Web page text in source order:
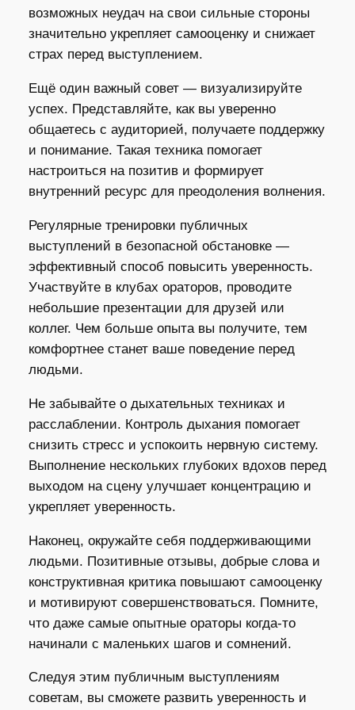
возможных неудач на свои сильные стороны
значительно укрепляет самооценку и снижает
страх перед выступлением.
Ещё один важный совет — визуализируйте
успех. Представляйте, как вы уверенно
общаетесь с аудиторией, получаете поддержку
и понимание. Такая техника помогает
настроиться на позитив и формирует
внутренний ресурс для преодоления волнения.
Регулярные тренировки публичных
выступлений в безопасной обстановке —
эффективный способ повысить уверенность.
Участвуйте в клубах ораторов, проводите
небольшие презентации для друзей или
коллег. Чем больше опыта вы получите, тем
комфортнее станет ваше поведение перед
людьми.
Не забывайте о дыхательных техниках и
расслаблении. Контроль дыхания помогает
снизить стресс и успокоить нервную систему.
Выполнение нескольких глубоких вдохов перед
выходом на сцену улучшает концентрацию и
укрепляет уверенность.
Наконец, окружайте себя поддерживающими
людьми. Позитивные отзывы, добрые слова и
конструктивная критика повышают самооценку
и мотивируют совершенствоваться. Помните,
что даже самые опытные ораторы когда-то
начинали с маленьких шагов и сомнений.
Следуя этим публичным выступлениям
советам, вы сможете развить уверенность и